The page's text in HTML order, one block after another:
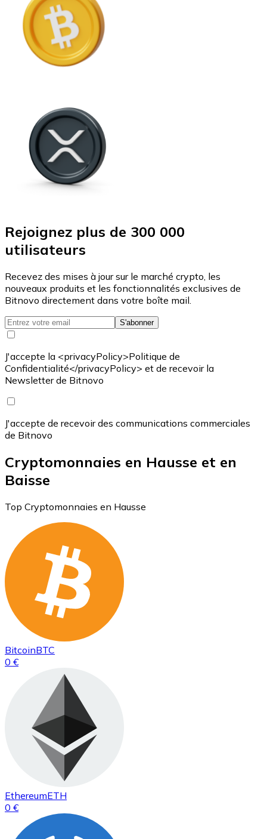
Rejoignez plus de 300 000
utilisateurs
Recevez des mises à jour sur le marché crypto, les
nouveaux produits et les fonctionnalités exclusives de
Bitnovo directement dans votre boîte mail.
S'abonner
J'accepte la <privacyPolicy>Politique de
Confidentialité</privacyPolicy> et de recevoir la
Newsletter de Bitnovo
J'accepte de recevoir des communications commerciales
de Bitnovo
Cryptomonnaies en Hausse et en
Baisse
Top Cryptomonnaies en Hausse
BitcoinBTC
0 €
EthereumETH
0 €